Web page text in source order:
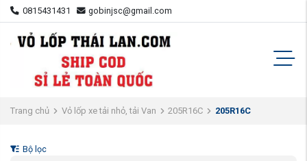
0815431431 gobinjsc@gmail.com
Trang chủ Vỏ lốp xe tải nhỏ, tải Van 205R16C 205R16C
Bộ lọc